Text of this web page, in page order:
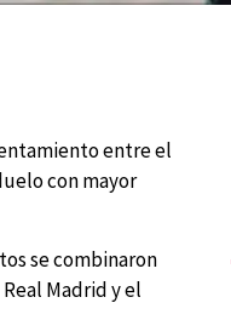
entre el
con mayor
se combinaron
Madrid y el